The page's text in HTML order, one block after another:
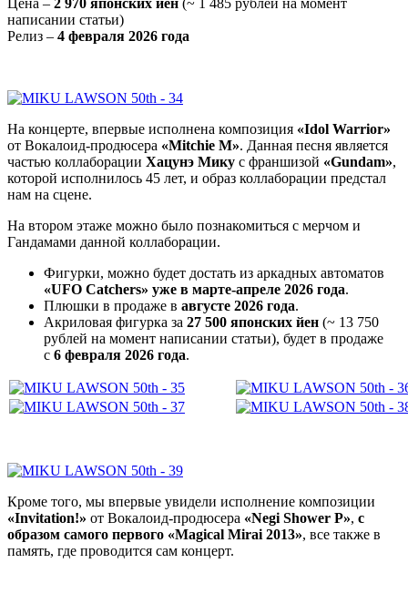
написании статьи)
Релиз – 4 февраля 2026 года
На концерте, впервые исполнена композиция «Idol Warrior»
от Вокалоид-продюсера «Mitchie M». Данная песня является
частью коллаборации Хацунэ Мику с франшизой «Gundam»,
которой исполнилось 45 лет, и образ коллаборации предстал
нам на сцене.
На втором этаже можно было познакомиться с мерчом и
Гандамами данной коллаборации.
Фигурки, можно будет достать из аркадных автоматов
«UFO Catchers» уже в марте-апреле 2026 года.
Плюшки в продаже в августе 2026 года.
Акриловая фигурка за 27 500 японских йен (~ 13 750
рублей на момент написании статьи), будет в продаже
с 6 февраля 2026 года.
Кроме того, мы впервые увидели исполнение композиции
«Invitation!» от Вокалоид-продюсера «Negi Shower P», с
образом самого первого «Magical Mirai 2013», все также в
память, где проводится сам концерт.